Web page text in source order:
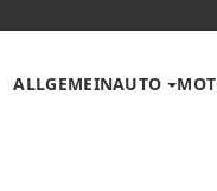
ALLGEMEINAUTO